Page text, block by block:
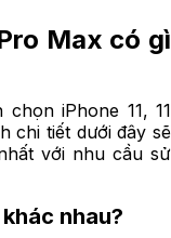
Max có gì
iPhone 11, 11
chi tiết dưới đây sẽ
với nhu cầu sử
khác nhau?